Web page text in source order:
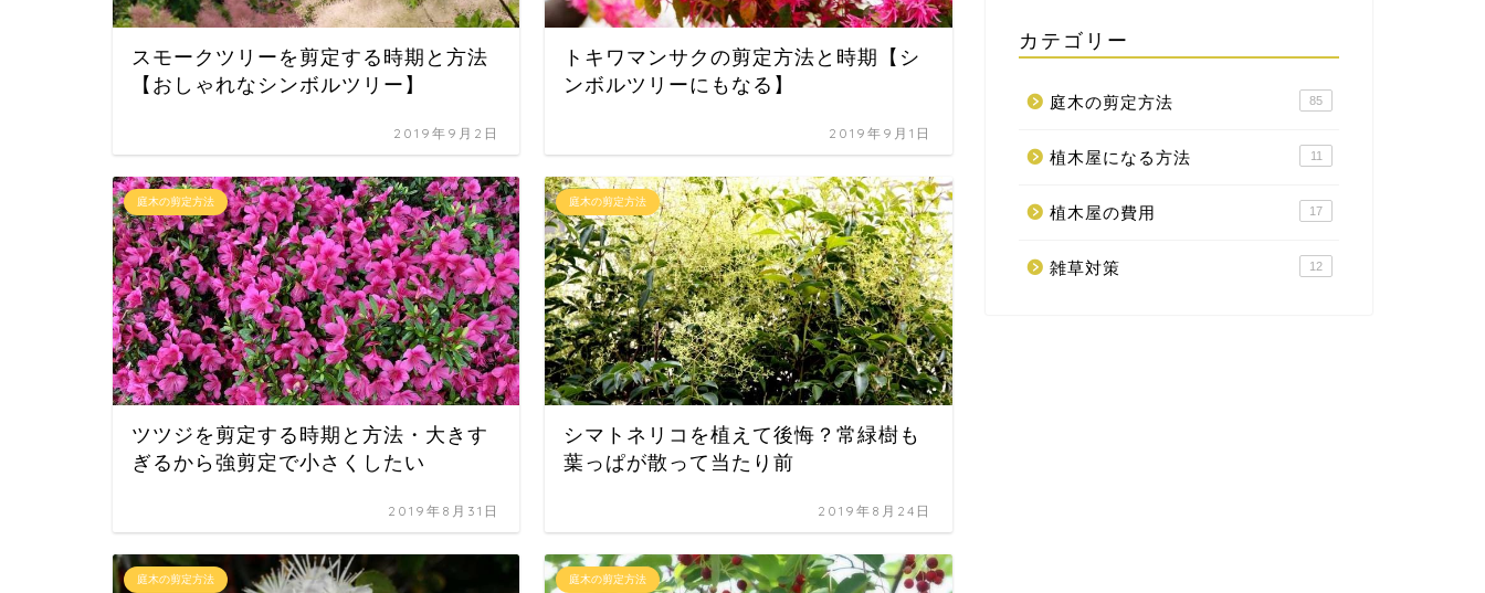
スモークツリーを剪定する時期と方法
【おしゃれなシンボルツリー】
2019年9月2日
トキワマンサクの剪定方法と時期【シ
ンボルツリーにもなる】
2019年9月1日
庭木の剪定方法
ツツジを剪定する時期と方法・大きす
ぎるから強剪定で小さくしたい
2019年8月31日
庭木の剪定方法
シマトネリコを植えて後悔？常緑樹も
葉っぱが散って当たり前
2019年8月24日
庭木の剪定方法 庭木の剪定方法
カテゴリー
庭木の剪定方法 85
植木屋になる方法 11
植木屋の費用 17
雑草対策 12